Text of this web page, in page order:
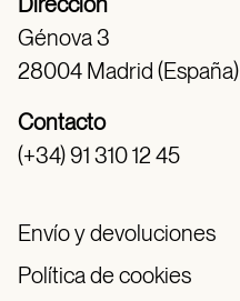
Génova 3
28004 Madrid (España)
Contacto
(+34) 91 310 12 45
Envío y devoluciones
Política de cookies